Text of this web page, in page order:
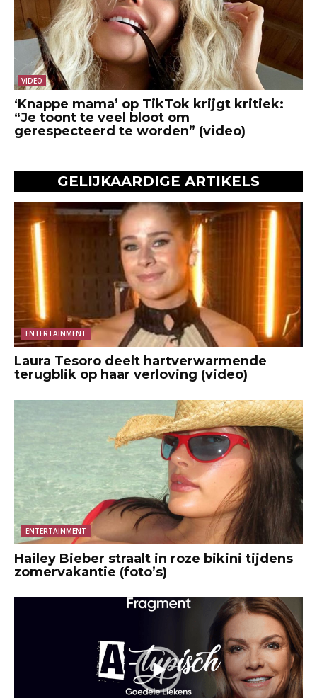
VIDEO
‘Knappe mama’ op TikTok krijgt kritiek:
“Je toont te veel bloot om
gerespecteerd te worden” (video)
GELIJKAARDIGE ARTIKELS
ENTERTAINMENT
Laura Tesoro deelt hartverwarmende
terugblik op haar verloving (video)
ENTERTAINMENT
Hailey Bieber straalt in roze bikini tijdens
zomervakantie (foto’s)